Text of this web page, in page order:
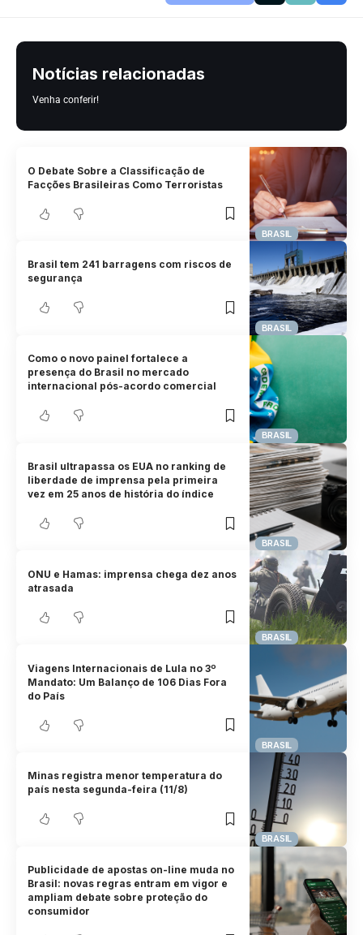
Notícias relacionadas
Venha conferir!
BRASIL
O Debate Sobre a Classificação de
Facções Brasileiras Como Terroristas
BRASIL
Brasil tem 241 barragens com riscos de
segurança
BRASIL
Como o novo painel fortalece a
presença do Brasil no mercado
internacional pós-acordo comercial
BRASIL
Brasil ultrapassa os EUA no ranking de
liberdade de imprensa pela primeira
vez em 25 anos de história do índice
BRASIL
ONU e Hamas: imprensa chega dez anos
atrasada
BRASIL
Viagens Internacionais de Lula no 3º
Mandato: Um Balanço de 106 Dias Fora
do País
BRASIL
Minas registra menor temperatura do
país nesta segunda-feira (11/8)
Publicidade de apostas on-line muda no
Brasil: novas regras entram em vigor e
ampliam debate sobre proteção do
consumidor